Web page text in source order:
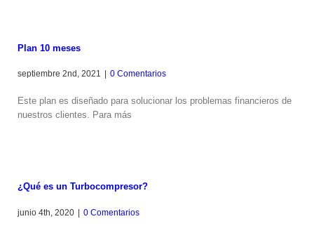
Plan 10 meses
septiembre 2nd, 2021 0 Comentarios
Este plan es diseñado para solucionar los problemas financieros de
nuestros clientes. Para más
¿Qué es un Turbocompresor?
junio 4th, 2020 | 0 Comentarios